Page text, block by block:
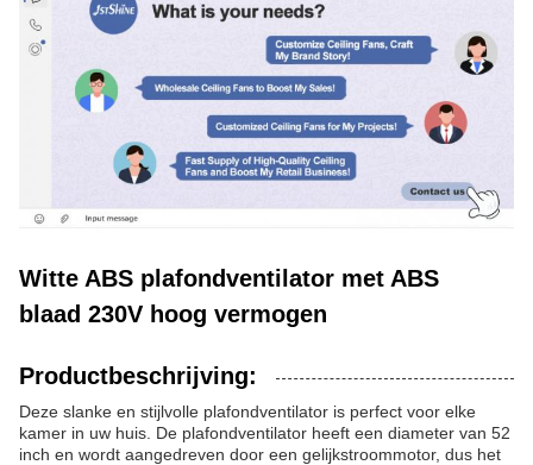
Witte ABS plafondventilator met ABS
blaad 230V hoog vermogen
Productbeschrijving:
Deze slanke en stijlvolle plafondventilator is perfect voor elke
kamer in uw huis. De plafondventilator heeft een diameter van 52
inch en wordt aangedreven door een gelijkstroommotor, dus het